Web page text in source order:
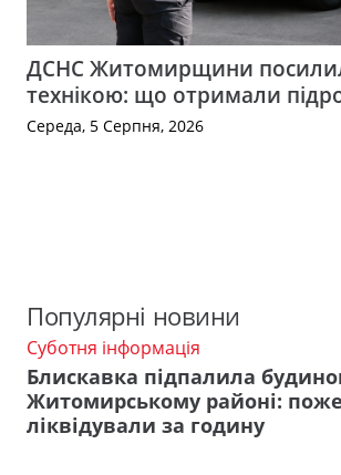
ДСНС Житомирщини
технікою: що отримали
Середа, 5 Серпня, 2026
Популярні новини
Суботня інформація
Блискавка підпалила
Житомирському районі:
ліквідували за годину